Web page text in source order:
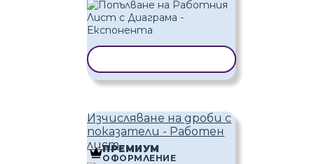
Изчисляване на дроби с
показатели - Работен
листПРЕМИУМ
ОФОРМЛЕНИЕ